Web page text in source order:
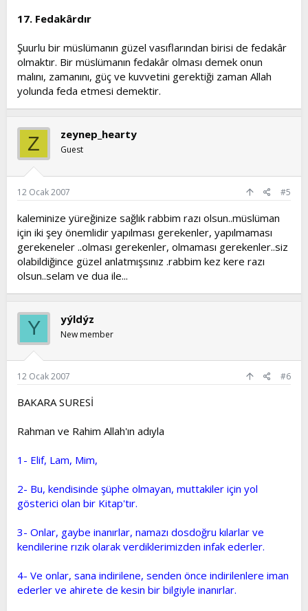
17. Fedakârdır
Şuurlu bir müslümanın güzel vasıflarından birisi de fedakâr
olmaktır. Bir müslümanın fedakâr olması demek onun
malını, zamanını, güç ve kuvvetini gerektiği zaman Allah
yolunda feda etmesi demektir.
Z zeynep_hearty
Guest
12 Ocak 2007 #5
kaleminize yüreğinize sağlık rabbim razı olsun..müslüman
için iki şey önemlidir yapılması gerekenler, yapılmaması
gerekeneler ..olması gerekenler, olmaması gerekenler..siz
olabildiğince güzel anlatmışsınız .rabbim kez kere razı
olsun..selam ve dua ile...
Y yýldýz
New member
12 Ocak 2007 #6
BAKARA SURESİ
Rahman ve Rahim Allah'ın adıyla
1- Elif, Lam, Mim,
2- Bu, kendisinde şüphe olmayan, muttakiler için yol
gösterici olan bir Kitap'tır.
3- Onlar, gaybe inanırlar, namazı dosdoğru kılarlar ve
kendilerine rızık olarak verdiklerimizden infak ederler.
4- Ve onlar, sana indirilene, senden önce indirilenlere iman
ederler ve ahirete de kesin bir bilgiyle inanırlar.